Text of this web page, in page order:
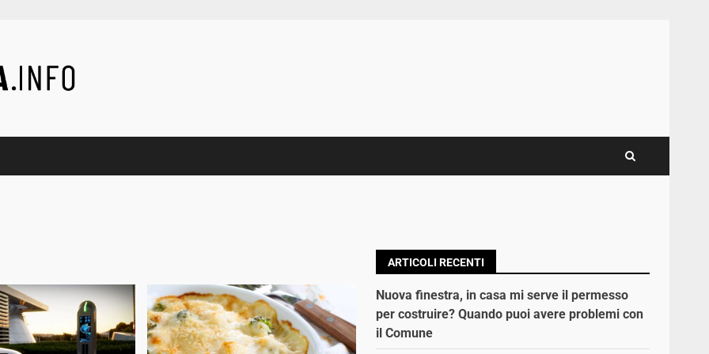
ARTICOLI RECENTI
Nuova finestra, in casa mi serve il permesso
per costruire? Quando puoi avere problemi con
il Comune